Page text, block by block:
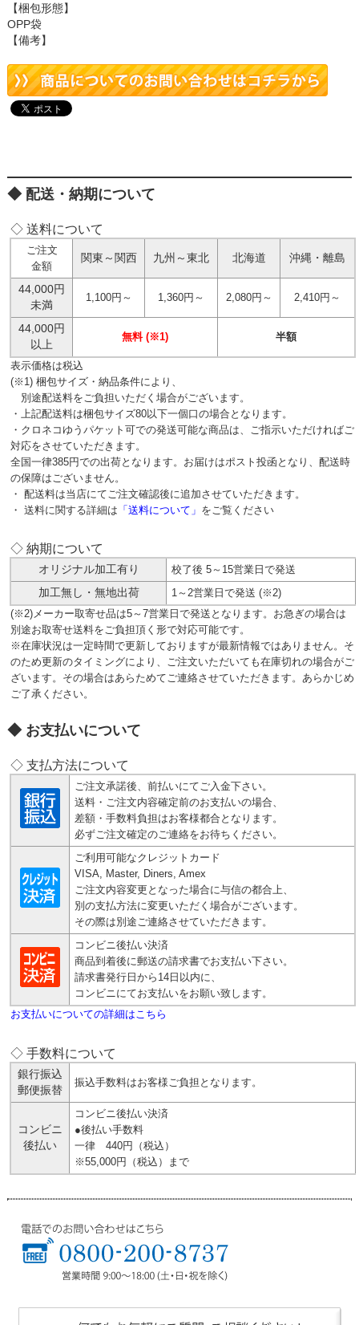
【梱包形態】
OPP袋
【備考】
配送・納期について
◇ 送料について
ご注文
金額
関東～関西 九州～東北 北海道 沖縄・離島
44,000円
未満
1,100円～ 1,360円～ 2,080円～ 2,410円～
44,000円
以上
無料 (※1) 半額
表示価格は税込
(※1) 梱包サイズ・納品条件により、
別途配送料をご負担いただく場合がございます。
・上記配送料は梱包サイズ80以下一個口の場合となります。
・クロネコゆうパケット可での発送可能な商品は、ご指示いただければご
対応をさせていただきます。
全国一律385円での出荷となります。お届けはポスト投函となり、配送時
の保障はございません。
・ 配送料は当店にてご注文確認後に追加させていただきます。
・ 送料に関する詳細は 「送料について」 をご覧ください
◇ 納期について
オリジナル加工有り
校了後 5～15営業日で発送
加工無し・無地出荷
1～2営業日で発送 (※2)
(※2)メーカー取寄せ品は5～7営業日で発送となります。お急ぎの場合は
別途お取寄せ送料をご負担頂く形で対応可能です。
※在庫状況は一定時間で更新しておりますが最新情報ではありません。そ
のため更新のタイミングにより、ご注文いただいても在庫切れの場合がご
ざいます。その場合はあらためてご連絡させていただきます。あらかじめ
ご了承ください。
お支払いについて
◇ 支払方法について
ご注文承諾後、前払いにてご入金下さい。
送料・ご注文内容確定前のお支払いの場合、
差額・手数料負担はお客様都合となります。
必ずご注文確定のご連絡をお待ちください。
ご利用可能なクレジットカード
VISA, Master, Diners, Amex
ご注文内容変更となった場合に与信の都合上、
別の支払方法に変更いただく場合がございます。
その際は別途ご連絡させていただきます。
コンビニ後払い決済
商品到着後に郵送の請求書でお支払い下さい。
請求書発行日から14日以内に、
コンビニにてお支払いをお願い致します。
お支払いについての詳細はこちら
◇ 手数料について
銀行振込
郵便振替
振込手数料はお客様ご負担となります。
コンビニ
後払い
コンビニ後払い決済
●後払い手数料
一律 440円（税込）
※55,000円（税込）まで